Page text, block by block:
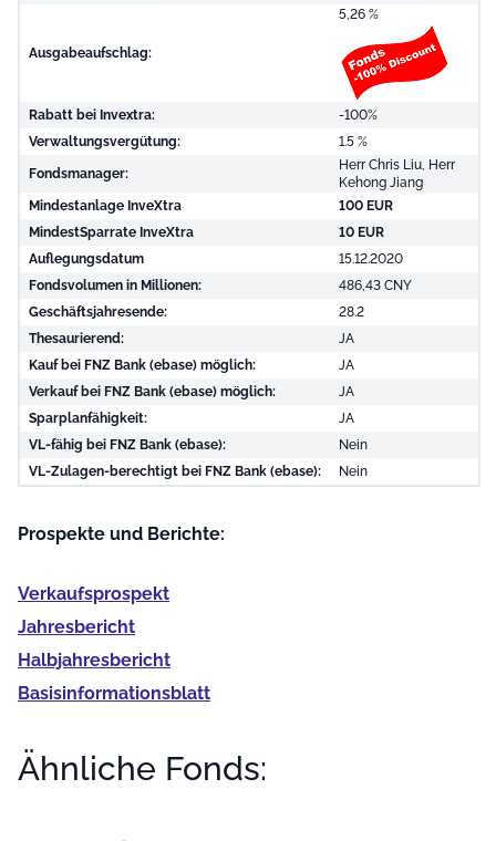
Ausgabeaufschlag:
5,26 %
Rabatt bei Invextra:
-100%
Verwaltungsvergütung:
1.5 %
Fondsmanager:
Herr Chris Liu, Herr
Kehong Jiang
Mindestanlage InveXtra
100 EUR
MindestSparrate InveXtra
10 EUR
Auflegungsdatum
15.12.2020
Fondsvolumen in Millionen:
486,43 CNY
Geschäftsjahresende:
28.2
Thesaurierend:
JA
Kauf bei FNZ Bank (ebase) möglich:
JA
Verkauf bei FNZ Bank (ebase) möglich:
JA
Sparplanfähigkeit:
JA
VL-fähig bei FNZ Bank (ebase):
Nein
VL-Zulagen-berechtigt bei FNZ Bank (ebase):
Nein
Prospekte und Berichte:
Verkaufs­prospekt
Jahres­bericht
Halb­jahres­bericht
Basis­informationsblatt
Ähnliche Fonds: